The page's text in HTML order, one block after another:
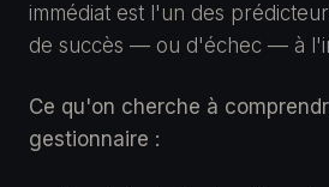
immédiat est l'un des
de succès — ou d'échec — à
Ce qu'on cherche à
gestionnaire :